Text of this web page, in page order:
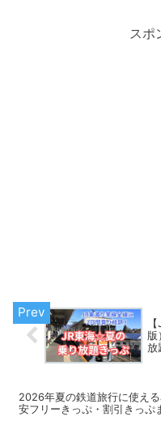
つ
スポ
放
2026年夏の鉄道旅行に使え
安フリーきっぷ・割引きっぷ